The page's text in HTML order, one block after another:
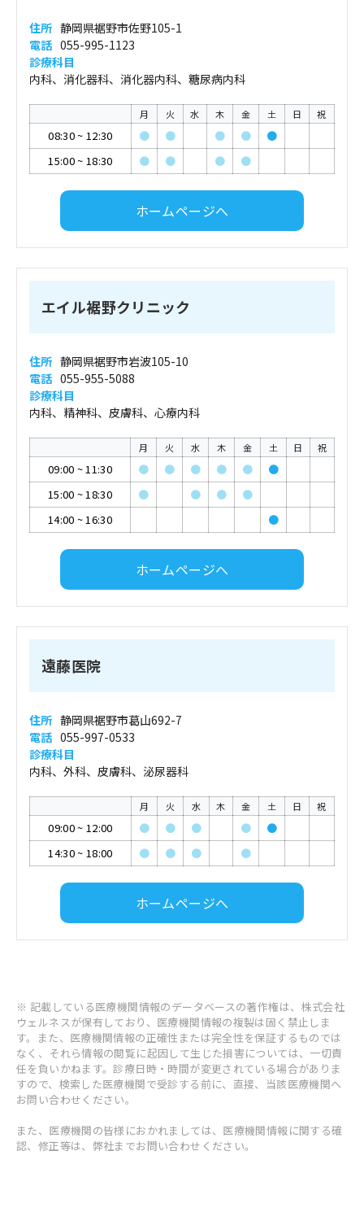
住所 静岡県裾野市佐野105-1
電話 055-995-1123
診療科目
内科、消化器科、消化器内科、糖尿病内科
月 火 水 木 金 土 日 祝
08:30~ 12:30 ● ● ● ●
●
15:00~ 18:30 ● ● ● ●
ホームページへ
エイル裾野クリニック
住所 静岡県裾野市岩波105-10
電話 055-955-5088
診療科目
内科、精神科、皮膚科、心療内科
月 火 水 木 金 土 日 祝
09:00 ~11:30 ● ● ● ● ●
●
15:00 ~18:30 ● ● ●
●
14:00 ~16:30 ●
ホームページへ
遠藤医院
住所 静岡県裾野市葛山692-7
電話 055-997-0533
診療科目
内科、外科、皮膚科、泌尿器科
月 火 水 木 金 土 日 祝
09:00~ 12:00 ● ● ● ●
●
14:30~ 18:00 ● ● ● ●
ホームページへ
※ 記載している医療機関情報のデータベースの著作権は、株式会社
ウェルネスが保有しており、医療機関情報の複製は固く禁止しま
す。また、医療機関情報の正確性または完全性を保証するものでは
なく、それら情報の閲覧に起因して生じた損害については、一切責
任を負いかねます。診療日時・時間が変更されている場合がありま
すので、検索した医療機関で受診する前に、直接、当該医療機関へ
お問い合わせください。
また、医療機関の皆様におかれましては、医療機関情報に関する確
認、修正等は、弊社までお問い合わせください。